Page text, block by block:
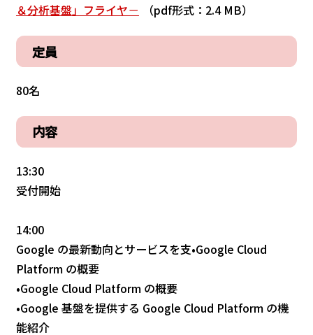
＆分析基盤」フライヤ－
（pdf形式：2.4 MB）
定員
80名
内容
13:30
受付開始
14:00
Google の最新動向とサービスを支•Google Cloud
Platform の概要
•Google Cloud Platform の概要
•Google 基盤を提供する Google Cloud Platform の機
能紹介